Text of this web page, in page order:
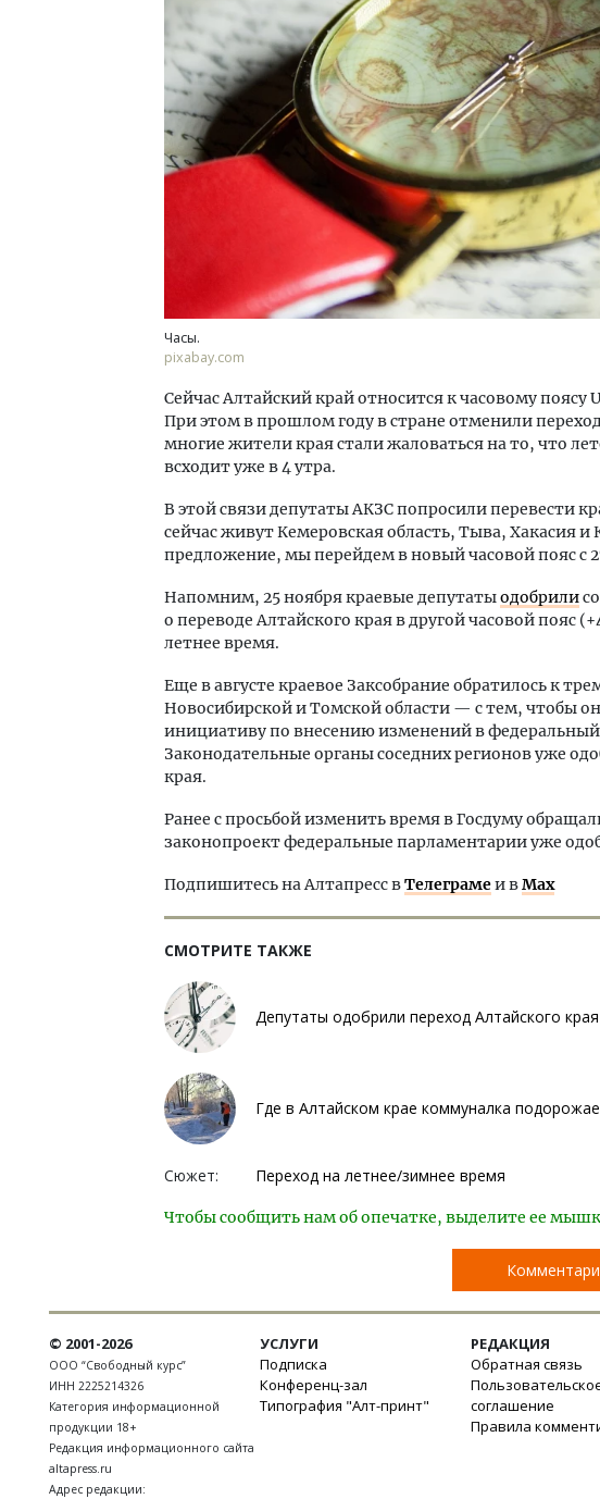
Часы.
pixabay.com
Сейчас Алтайский край относится к часовому поясу
При этом в прошлом году в стране отменили
многие жители края стали жаловаться на то, что
всходит уже в 4 утра.
В этой связи депутаты АКЗС попросили перевести
сейчас живут Кемеровская область, Тыва, Хакасия
предложение, мы перейдем в новый часовой пояс с
Напомним, 25 ноября краевые депутатыодобрили
о переводе Алтайского края в другой часовой пояс
летнее время.
Еще в августе краевое Заксобрание обратилось к
Новосибирской и Томской области — с тем, чтобы
инициативу по внесению изменений в
Законодательные органы соседних регионов уже
края.
Ранее с просьбой изменить время в Госдуму
законопроект федеральные парламентарии уже
Подпишитесь на Алтапресс вТелеграмеи вMax
СМОТРИТЕ ТАКЖЕ
Депутаты одобрили переход Алтайского
Где в Алтайском крае коммуналка
Сюжет: Переход на летнее/зимнее время
Чтобы сообщить нам об опечатке, выделите ее
Архитектурный код начинается с
земли. Мощение крупноформатными
плитами становится новым
стандартом благоустройства
СТРОИТЕЛЬСТВО
Смелость
Генеральный
ЗИАС — об
трендах в фасадах
СТРОИТЕЛЬСТВО
© 2001-2026
ООО “Свободный курс”
ИНН 2225214326
Категория информационной
продукции 18+
Редакция информационного сайта
altapress.ru
Адрес редакции:
УСЛУГИ
Подписка
Конференц-зал
Типография "Алт-принт"
РЕДАКЦИЯ
Обратная связь
соглашение
Правила